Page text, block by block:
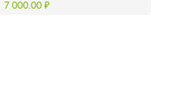
7 000.00 ₽